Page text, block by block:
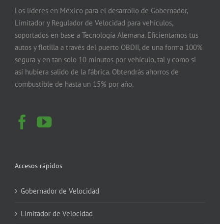
Los líderes en México para el desarrollo de Gobernador,
Limitador y Regulador de Velocidad para vehículos,
soportados en base a Tecnología Alemana. Eficientamos tus
autos y flotilla a través del puerto OBDII, de una forma 100%
segura y en tan solo 10 minutos por vehículo, tal y como si
así hubiera salido de la fábrica. Obtendrás ahorros de
combustible de hasta un 15% por año.
Accesos rápidos
Gobernador de Velocidad
Limitador de Velocidad